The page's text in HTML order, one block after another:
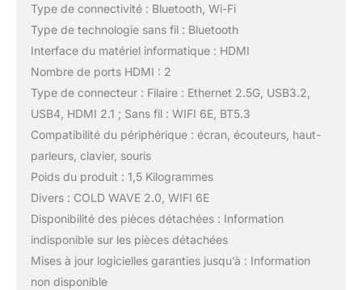
Type de connectivité : Bluetooth, Wi-Fi
Type de technologie sans fil : Bluetooth
Interface du matériel informatique : HDMI
Nombre de ports HDMI : 2
Type de connecteur : Filaire : Ethernet 2.5G, USB3.2,
USB4, HDMI 2.1 ; Sans fil : WIFI 6E, BT5.3
Compatibilité du périphérique : écran, écouteurs, haut-
parleurs, clavier, souris
Poids du produit : 1,5 Kilogrammes
Divers : COLD WAVE 2.0, WIFI 6E
Disponibilité des pièces détachées : Information
indisponible sur les pièces détachées
Mises à jour logicielles garanties jusqu’à : Information
non disponible